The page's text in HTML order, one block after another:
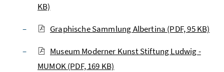
KB)
Graphische Sammlung Albertina (PDF, 95 KB)
Museum Moderner Kunst Stiftung Ludwig -
MUMOK(PDF, 169 KB)